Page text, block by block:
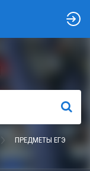
НАЙТИ
ПРЕДМЕТЫ ЕГЭ